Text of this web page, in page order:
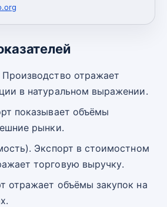
отражает
в натуральном выражении.
показывает объёмы
рынки.
Экспорт в стоимостном
торговую выручку.
отражает объёмы закупок на